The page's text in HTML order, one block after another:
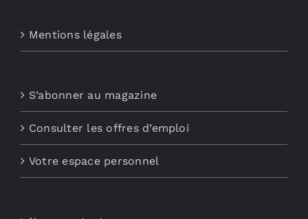
Mentions légales
S’abonner au magazine
Consulter les offres d’emploi
Votre espace personnel